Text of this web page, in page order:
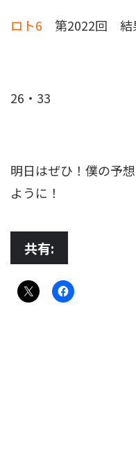
ロト6 第2022回 結
26・33
明日はぜひ！僕の予
ように！
共有: